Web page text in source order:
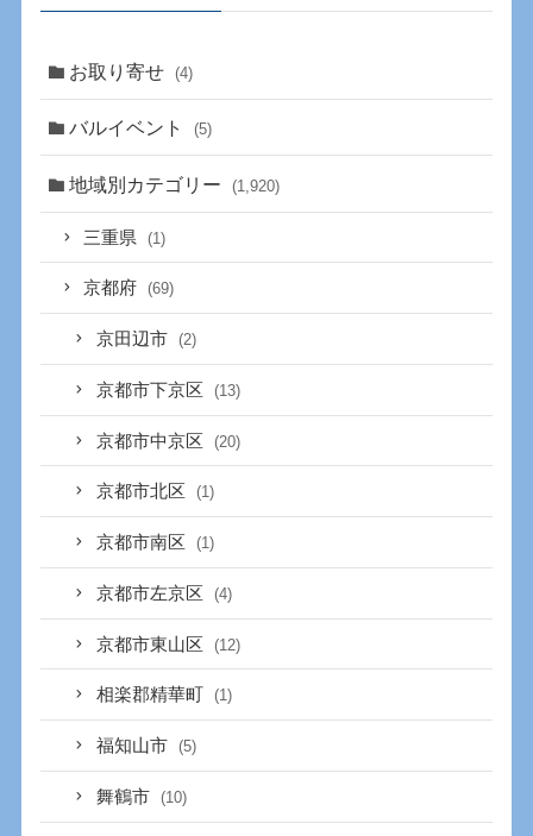
お取り寄せ (4)
バルイベント (5)
地域別カテゴリー (1,920)
三重県 (1)
京都府 (69)
京田辺市 (2)
京都市下京区 (13)
京都市中京区 (20)
京都市北区 (1)
京都市南区 (1)
京都市左京区 (4)
京都市東山区 (12)
相楽郡精華町 (1)
福知山市 (5)
舞鶴市 (10)